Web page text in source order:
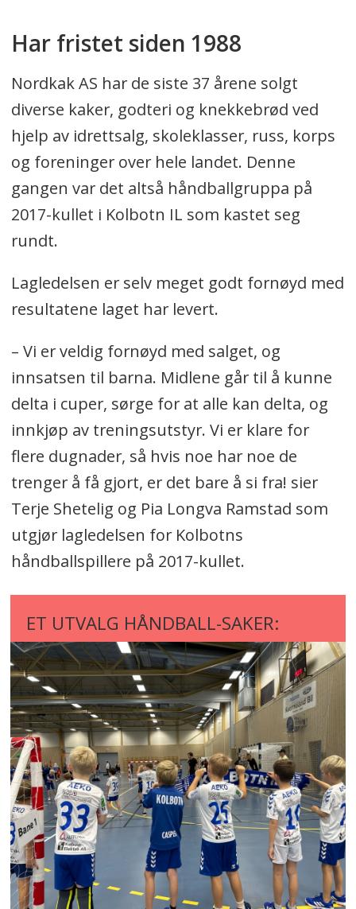
Har fristet siden 1988
Nordkak AS har de siste 37 årene solgt
diverse kaker, godteri og knekkebrød ved
hjelp av idrettsalg, skoleklasser, russ, korps
og foreninger over hele landet. Denne
gangen var det altså håndballgruppa på
2017-kullet i Kolbotn IL som kastet seg
rundt.
Lagledelsen er selv meget godt fornøyd med
resultatene laget har levert.
– Vi er veldig fornøyd med salget, og
innsatsen til barna. Midlene går til å kunne
delta i cuper, sørge for at alle kan delta, og
innkjøp av treningsutstyr. Vi er klare for
flere dugnader, så hvis noe har noe de
trenger å få gjort, er det bare å si fra! sier
Terje Shetelig og Pia Longva Ramstad som
utgjør lagledelsen for Kolbotns
håndballspillere på 2017-kullet.
ET UTVALG HÅNDBALL-SAKER: